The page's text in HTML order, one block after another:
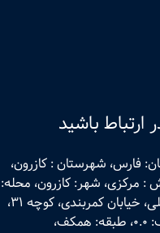
ارتباط باشید
فارس، شهرستان : کازرون،
: مرکزی، شهر: کازرون، محله:
مصلی، خیابان کمربندی، کوچه 31،